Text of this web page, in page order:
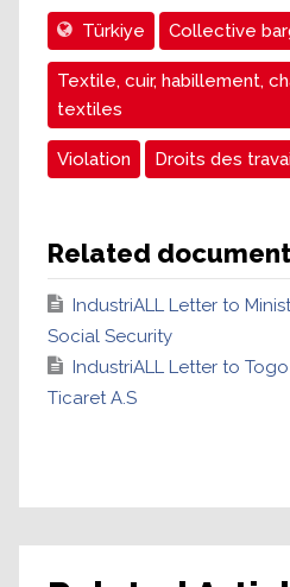
Türkiye Collective
Textile, cuir, habillement,
textiles
Violation Droits des
Related
IndustriALL Letter to
Social Security
IndustriALL Letter to
Ticaret A.S